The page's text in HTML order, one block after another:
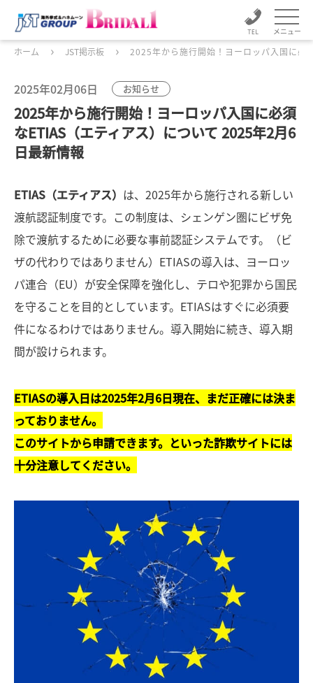
メニュー
ホーム JST掲示板 2025年から施行開始！ヨーロッパ入国に必
2025年02月06日 お知らせ
2025年から施行開始！ヨーロッパ入国に必須
なETIAS（エティアス）について 2025年2月6
日最新情報
ETIAS（エティアス） は、2025年から施行される新しい
渡航認証制度です。この制度は、シェンゲン圏にビザ免
除で渡航するために必要な事前認証システムです。（ビ
ザの代わりではありません）ETIASの導入は、ヨーロッ
パ連合（EU）が安全保障を強化し、テロや犯罪から国民
を守ることを目的としています。ETIASはすぐに必須要
件になるわけではありません。導入開始に続き、導入期
間が設けられます。
ETIASの導入日は2025年2月6日現在、まだ正確には決ま
っておりません。
このサイトから申請できます。といった詐欺サイトには
十分注意してください。